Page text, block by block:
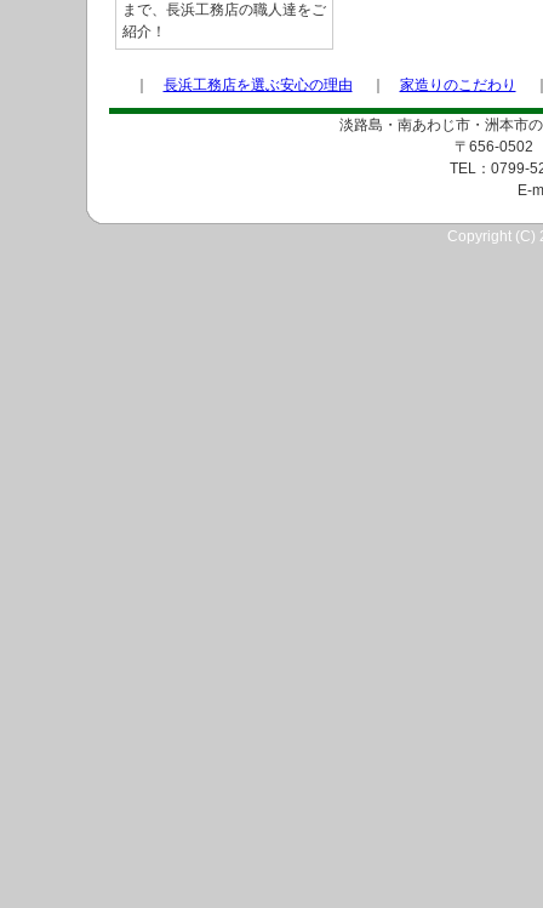
まで、長浜工務店の職人達をご
紹介！
長浜工務店を選ぶ安心の理由 家造りのこだわり
淡路島・南あわじ市・洲本市
〒656-0502
TEL：0799-
E-
Copyright (C)